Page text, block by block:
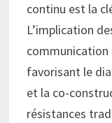
continu est la
L’implication
favorisant le
et la co-
résistances